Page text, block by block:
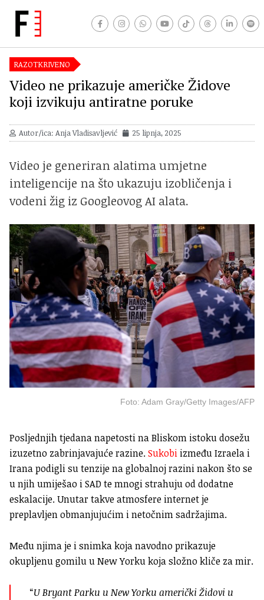
RAZOTKRIVENO
Video ne prikazuje američke Židove
koji izvikuju antiratne poruke
Autor/ica: Anja Vladisavljević 25 lipnja, 2025
Video je generiran alatima umjetne
inteligencije na što ukazuju izobličenja i
vodeni žig iz Googleovog AI alata.
Foto: Adam Gray/Getty Images/AFP
Posljednjih tjedana napetosti na Bliskom istoku dosežu
izuzetno zabrinjavajuće razine.Sukobi između Izraela i
Irana podigli su tenzije na globalnoj razini nakon što se
u njih umiješao i SAD te mnogi strahuju od dodatne
eskalacije. Unutar takve atmosfere internet je
preplavljen obmanjujućim i netočnim sadržajima.
Među njima je i snimka koja navodno prikazuje
okupljenu gomilu u New Yorku koja složno kliče za mir.
“U Bryant Parku u New Yorku američki Židovi u